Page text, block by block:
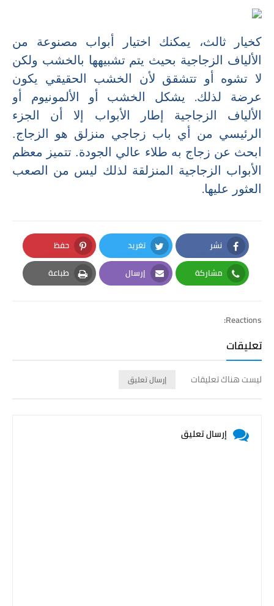
كخيار ثالث، يمكنك اختيار أبواب مصنوعة من
الألياف الزجاجية بحيث يتم تشبيهها بالخشب ولكن
لا تشوه أو تتشقق لأن الخشب الحقيقي يكون
عرضة لذلك.
يشكل الخشب أو الألمونيوم أو
الألياف الزجاجية إطار الأبواب إلا أن الجزء
الرئيسي من أي باب زجاجي منزلق هو الزجاج.
ابحث عن زجاج به طلاء عالي الجودة. تتميز معظم
الأبواب الزجاجية المنزلقة لذلك ليس من الصعب
العثور عليها.
نشر
Facebook
تغريد
Twitter
حفظ
Pinterest
مشاركة
Whatsapp
إرسال
Email
طباعة
Print
Reactions:
تعليقات
ليست هناك تعليقات إرسال تعليق
إرسال تعليق